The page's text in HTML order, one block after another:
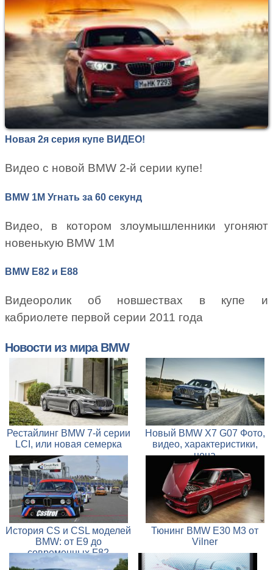
Новая 2я серия купе ВИДЕО!
Видео с новой BMW 2-й серии купе!
BMW 1M Угнать за 60 секунд
Видео, в котором злоумышленники угоняют
новенькую BMW 1M
BMW E82 и E88
Видеоролик об новшествах в купе и
кабриолете первой серии 2011 года
Новости из мира BMW
Рестайлинг BMW 7-й серии
LCI, или новая семерка
Новый BMW X7 G07 Фото,
видео, характеристики,
цена
История CS и CSL моделей
BMW: от E9 до
современных F82
Тюнинг BMW E30 M3 от
Vilner